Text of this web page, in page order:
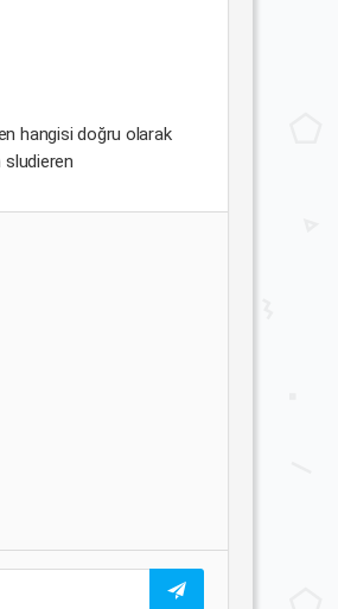
hangisi doğru olarak
sludieren